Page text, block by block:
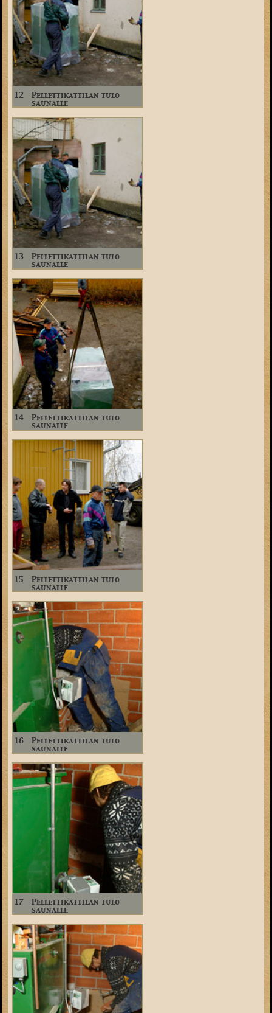
12
Pellettikattilan tulo
saunalle
13
Pellettikattilan tulo
saunalle
14
Pellettikattilan tulo
saunalle
15
Pellettikattilan tulo
saunalle
16
Pellettikattilan tulo
saunalle
17
Pellettikattilan tulo
saunalle